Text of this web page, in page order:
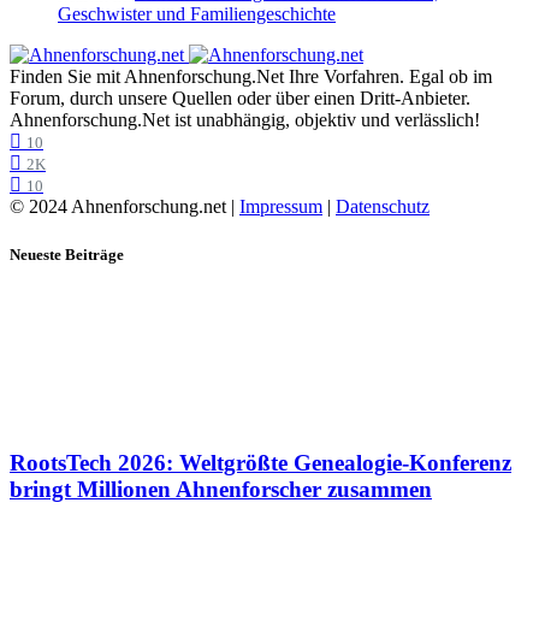
Geschwister und Familiengeschichte
Finden Sie mit Ahnenforschung.Net Ihre Vorfahren. Egal ob im
Forum, durch unsere Quellen oder über einen Dritt-Anbieter.
Ahnenforschung.Net ist unabhängig, objektiv und verlässlich!
10
2K
10
© 2024 Ahnenforschung.net | Impressum | Datenschutz
Neueste Beiträge
RootsTech 2026: Weltgrößte Genealogie-Konferenz
bringt Millionen Ahnenforscher zusammen